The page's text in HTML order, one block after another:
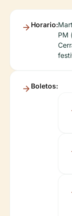
Horario:
PM
Boletos: